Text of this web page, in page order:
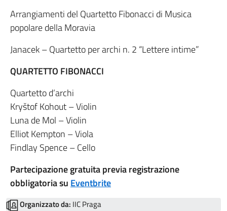
Arrangiamenti del Quartetto Fibonacci di Musica
popolare della Moravia
Janacek – Quartetto per archi n. 2 “Lettere intime”
QUARTETTO FIBONACCI
Quartetto d’archi
Kryštof Kohout – Violin
Luna de Mol – Violin
Elliot Kempton – Viola
Findlay Spence – Cello
Partecipazione gratuita previa registrazione
obbligatoria suEventbrite
Organizzato da: IIC Praga